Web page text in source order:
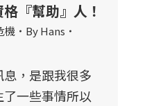
『幫助』人！
機 ByHans
，是跟我很多
一些事情所以